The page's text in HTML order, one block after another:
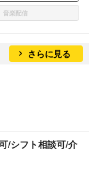
音楽配信
さらに見る
/シフト相談可/介